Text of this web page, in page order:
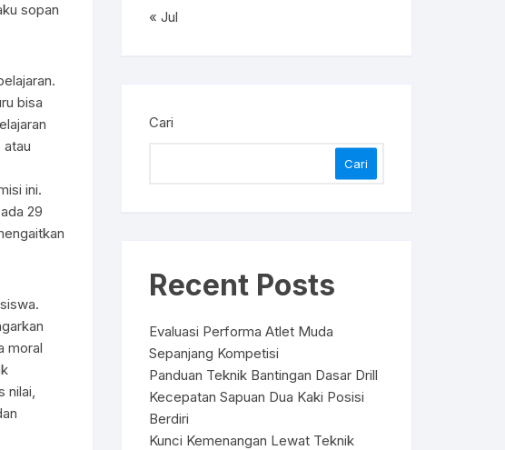
sopan
bisa
atau
ini.
29
moral
nilai,
« Jul
Cari
Cari
Recent Posts
Evaluasi Performa Atlet Muda
Sepanjang Kompetisi
Panduan Teknik Bantingan Dasar Drill
Kecepatan Sapuan Dua Kaki Posisi
Berdiri
Kunci Kemenangan Lewat Teknik